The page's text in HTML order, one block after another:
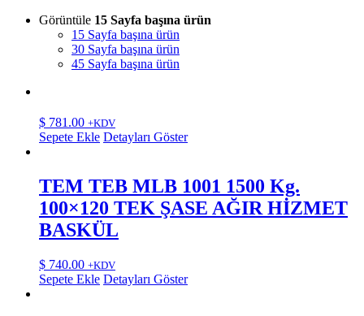
Görüntüle 15 Sayfa başına ürün
15 Sayfa başına ürün
30 Sayfa başına ürün
45 Sayfa başına ürün
$ 781.00 +KDV
Sepete Ekle Detayları Göster
TEM TEB MLB 1001 1500 Kg.
100×120 TEK ŞASE AĞIR HİZMET
BASKÜL
$ 740.00 +KDV
Sepete Ekle Detayları Göster